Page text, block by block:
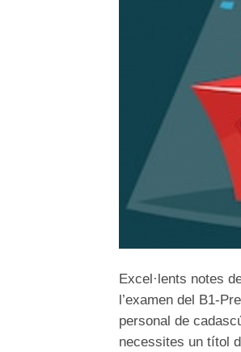
Excel·lents notes
l’examen del B1-
personal de
necessites un títol